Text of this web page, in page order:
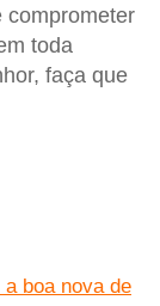
comprometer
toda
faça que
boa nova de